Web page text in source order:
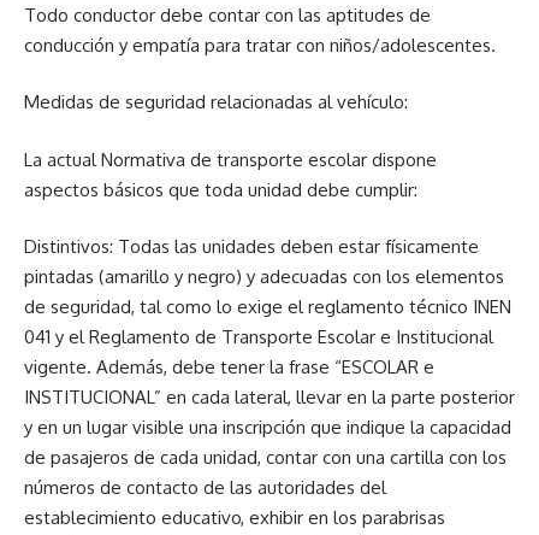
Todo conductor debe contar con las aptitudes de
conducción y empatía para tratar con niños/adolescentes.
Medidas de seguridad relacionadas al vehículo:
La actual Normativa de transporte escolar dispone
aspectos básicos que toda unidad debe cumplir:
Distintivos: Todas las unidades deben estar físicamente
pintadas (amarillo y negro) y adecuadas con los elementos
de seguridad, tal como lo exige el reglamento técnico INEN
041 y el Reglamento de Transporte Escolar e Institucional
vigente. Además, debe tener la frase “ESCOLAR e
INSTITUCIONAL” en cada lateral, llevar en la parte posterior
y en un lugar visible una inscripción que indique la capacidad
de pasajeros de cada unidad, contar con una cartilla con los
números de contacto de las autoridades del
establecimiento educativo, exhibir en los parabrisas